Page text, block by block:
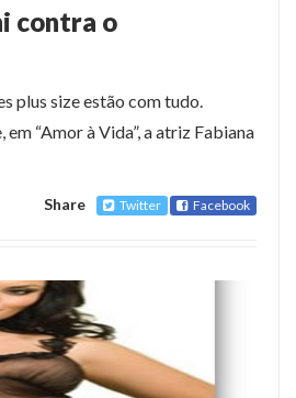
contra o
plus size estão com tudo.
“Amor à Vida”, a atriz Fabiana
Share Twitter Facebook